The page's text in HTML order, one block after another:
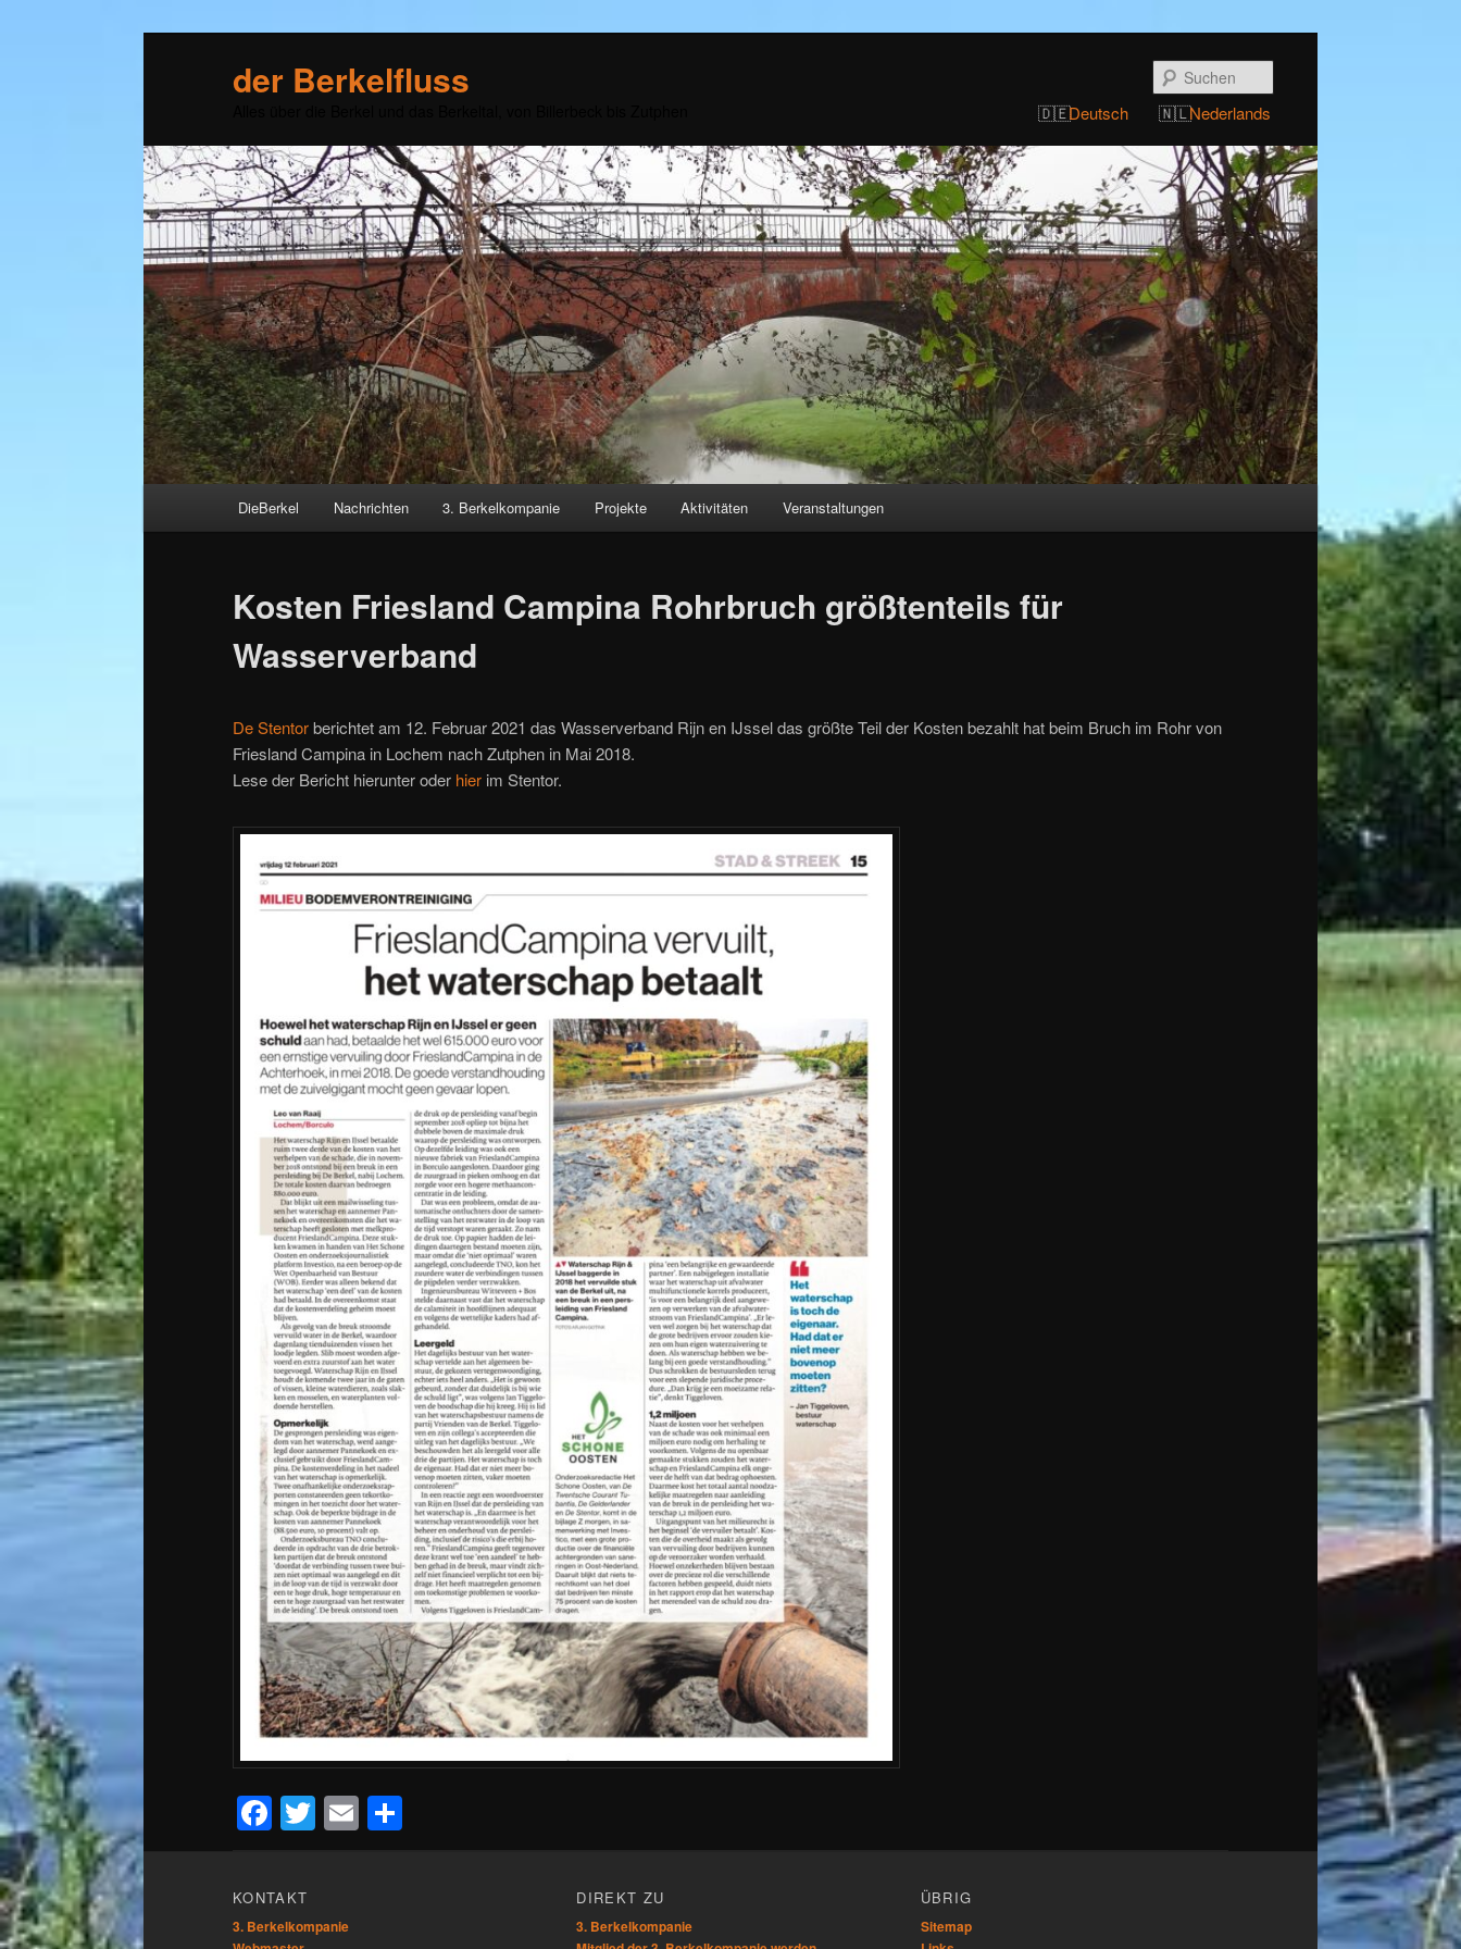
der Berkelfluss
Deutsch Nederlands
Zum
Inhalt
springen
DieBerkel Nachrichten 3. Berkelkompanie Projekte Aktivitäten Veranstaltungen
Kosten Friesland Campina Rohrbruch größtenteils für
Wasserverband
De Stentorberichtet am 12. Februar 2021 das Wasserverband Rijn en IJssel das größte Teil der Kosten bezahlt hat beim Bruch im Rohr von
Friesland Campina in Lochem nach Zutphen in Mai 2018.
Lese der Bericht hierunter oder hier im Stentor.
Facebook
Twitter
Email
KONTAKT
3. Berkelkompanie
DIREKT ZU
3. Berkelkompanie
ÜBRIG
Sitemap